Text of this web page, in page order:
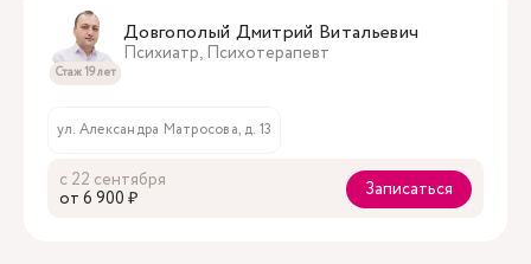
Стаж 19 лет
Довгополый Дмитрий Витальевич
Психиатр, Психотерапевт
ул. Александра Матросова, д. 13
с 22 сентября
oт 6 900 ₽
Записаться